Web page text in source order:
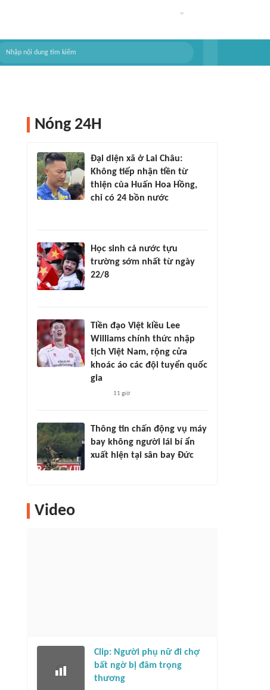
Nóng 24H
Đại diện xã ở Lai Châu:
Không tiếp nhận tiền từ
thiện của Huấn Hoa Hồng,
chỉ có 24 bồn nước
Học sinh cả nước tựu
trường sớm nhất từ ngày
22/8
Tiền đạo Việt kiều Lee
Williams chính thức nhập
tịch Việt Nam, rộng cửa
khoác áo các đội tuyển quốc
gia
11 giờ
Thông tin chấn động vụ máy
bay không người lái bí ẩn
xuất hiện tại sân bay Đức
Video
Clip: Người phụ nữ đi chợ
bất ngờ bị đâm trọng
thương